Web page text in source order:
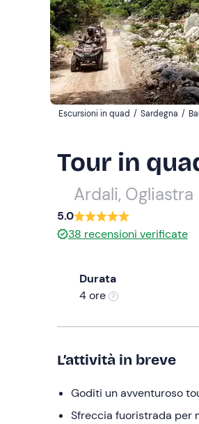
Escursioni in quad / Sardegna /
Tour in
Ardali, Ogliastra
5.0
38 recensioni verificate
Durata
4 ore
L’attività in breve
Goditi un avventuroso
Sfreccia fuoristrada per